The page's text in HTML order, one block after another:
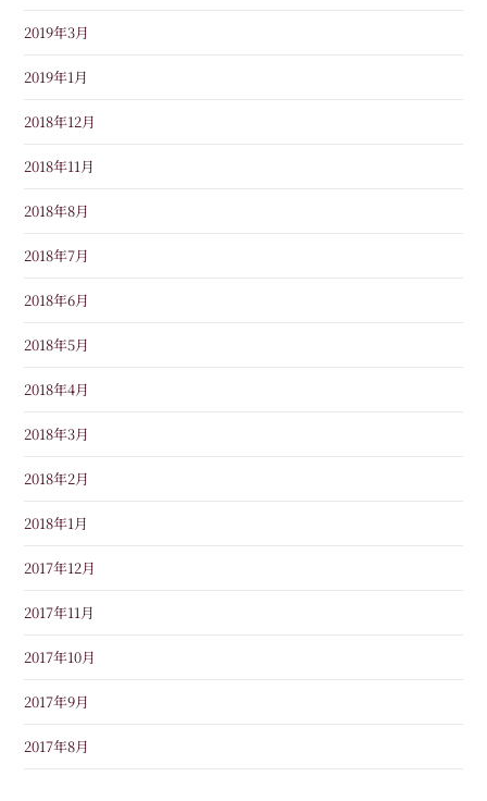
2019年3月
2019年1月
2018年12月
2018年11月
2018年8月
2018年7月
2018年6月
2018年5月
2018年4月
2018年3月
2018年2月
2018年1月
2017年12月
2017年11月
2017年10月
2017年9月
2017年8月